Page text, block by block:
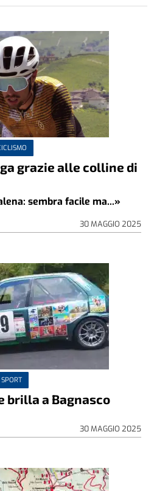
grazie alle colline di
sembra facile ma...»
30 MAGGIO 2025
SPORT
brilla a Bagnasco
30 MAGGIO 2025